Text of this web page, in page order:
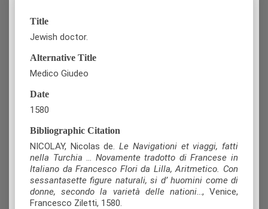
Title
Jewish doctor.
Alternative Title
Medico Giudeo
Date
1580
Bibliographic Citation
NICOLAY, Nicolas de.Le Navigationi et viaggi, fatti
nella Turchia… Novamente tradotto di Francese in
Italiano da Francesco Flori da Lilla, Aritmetico. Con
sessantasette figure naturali, si d’ huomini come di
donne, secondo la varietà delle nationi…, Venice,
Francesco Ziletti, 1580.